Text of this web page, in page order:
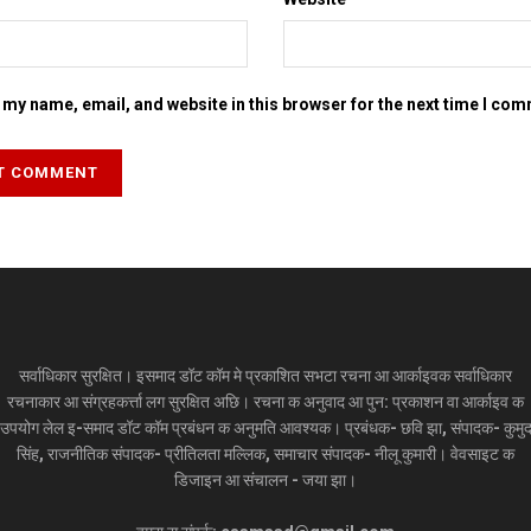
my name, email, and website in this browser for the next time I
सर्वाधिकार सुरक्षित। इसमाद डॉट कॉम मे प्रकाशित सभटा रचना आ आर्काइवक सर्वाधिकार
रचनाकार आ संग्रहकर्त्ता लग सुरक्षित अछि। रचना क अनुवाद आ पुन: प्रकाशन वा आर्काइव क
उपयोग लेल इ-समाद डॉट कॉम प्रबंधन क अनुमति आवश्यक। प्रबंधक- छवि झा, संपादक- कुमुद
सिंह, राजनीतिक संपादक- प्रीतिलता मल्लिक, समाचार संपादक- नीलू कुमारी। वेवसाइट क
डिजाइन आ संचालन - जया झा।